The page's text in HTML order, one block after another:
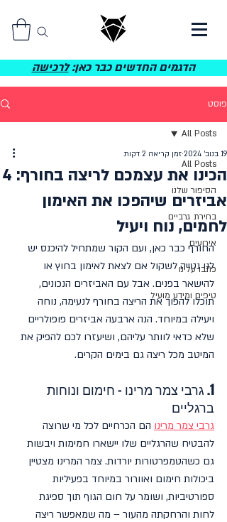
הדגמים החדשים כבר כאן:לרכישה
פוסט
All Posts
הסיפור שלנו
בחירת גרביים
אירועים
כתבו עלינו
טיפים ומידע מועיל
All Posts
הכינו את עצמכם לריצה בחורף: 4
אביזרים שיהפכו את האימון
לחמים, נוח ויעיל
19 בנוב׳ 2024 זמן קריאה 2 דקות
החורף כבר כאן, ועם הקור שמתחיל להיכנס יש
לנו נטייה לשקול אם לצאת לאימון בחוץ או
להישאר בפנים. אבל עם האביזרים הנכונים,
תוכלו להפוך את הריצה בחורף לנעימה, נוחה
ויעילה במיוחד. הנה ארבעה אביזרים פופולריים
שלא כדאי לוותר עליהם, ושיעזרו לכם להפיק את
המיטב מכל ריצה גם בימים הקרים.
1. גרבי צמר מרינו – חימום ונוחות
ברגליים
גרבי צמר מרינו הם הכרחיים לכל מי שרוצה
להבטיח שהרגליים שלו יישארו חמימות ויבשות
גם כשהטמפרטורות יורדות. צמר המרינו מצטיין
ביכולות חימום ואוורור במיוחד בפעיליות
ספורטיביות, ושומר על חום הגוף תוך ספיגת
לחות והרחקתה מהעור – מה שמאפשר ריצה